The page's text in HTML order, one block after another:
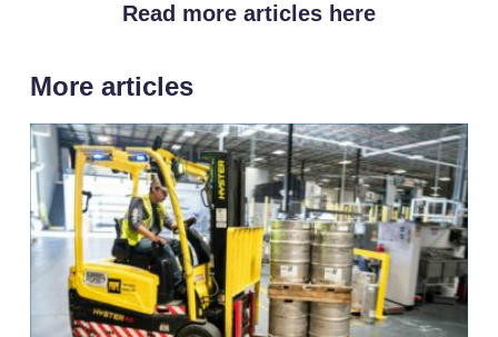
Read more articles here
More articles